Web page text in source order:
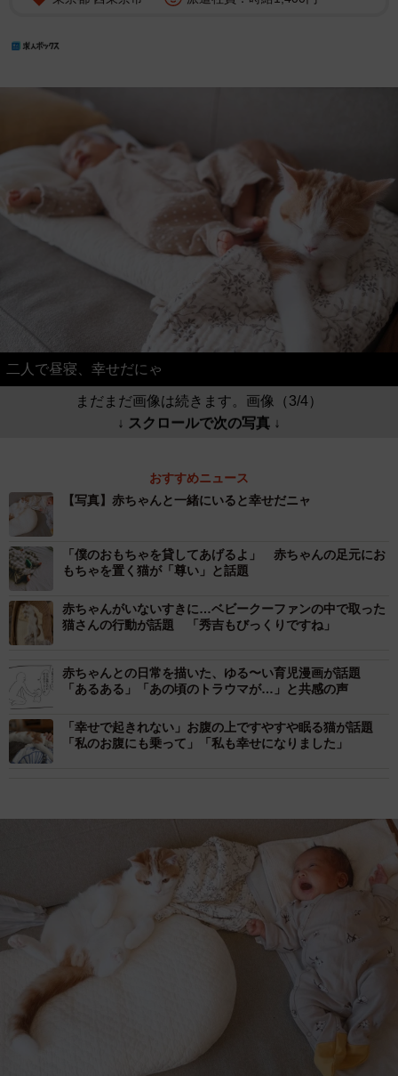
二人で昼寝、幸せだにゃ
まだまだ画像は続きます。画像（3/4）
↓ スクロールで次の写真 ↓
おすすめニュース
【写真】赤ちゃんと一緒にいると幸せだニャ
「僕のおもちゃを貸してあげるよ」 赤ちゃんの足元にお
もちゃを置く猫が「尊い」と話題
赤ちゃんがいないすきに…ベビークーファンの中で取った
猫さんの行動が話題 「秀吉もびっくりですね」
赤ちゃんとの日常を描いた、ゆる〜い育児漫画が話題
「あるある」「あの頃のトラウマが…」と共感の声
「幸せで起きれない」お腹の上ですやすや眠る猫が話題
「私のお腹にも乗って」「私も幸せになりました」